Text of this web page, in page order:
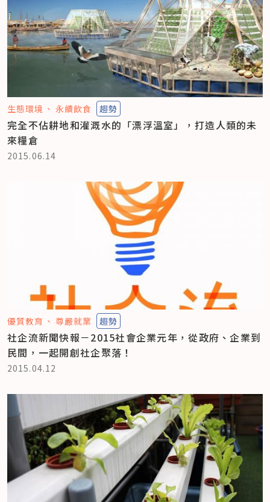
生態環境 永續飲食 趨勢
完全不佔耕地和灌溉水的「漂浮溫室」，打造人類的未
來糧倉
2015.06.14
優質教育 尊嚴就業 趨勢
社企流新聞快報－2015社會企業元年，從政府、企業到
民間，一起開創社企聚落！
2015.04.12